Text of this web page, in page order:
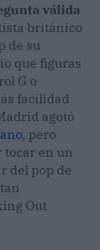
válida
británico
de su
que figuras
G o
facilidad
agotó
, pero
tocar en un
del pop de
Out